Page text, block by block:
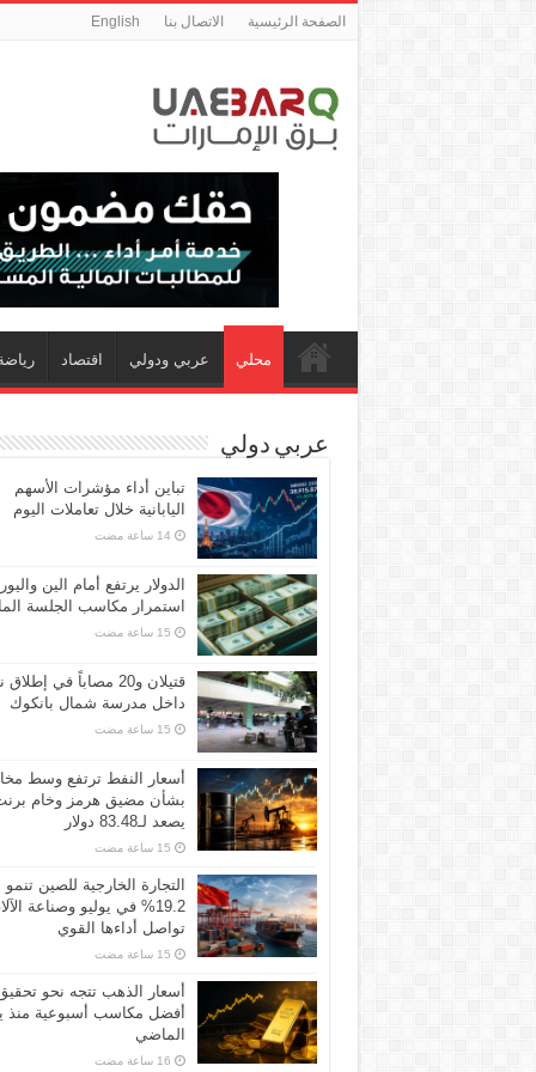
الصفحة الرئيسية الاتصال بنا English
محلي عربي ودولي اقتصاد
عربي دولي
تباين أداء مؤشرات الأسهم
اليابانية خلال تعاملات اليوم
الدولار يرتفع أمام الين
استمرار مكاسب الجلسة
قتيلان و20 مصاباً في إطلاق
داخل مدرسة شمال بانكوك
أسعار النفط ترتفع وسط
بشأن مضيق هرمز وخام
يصعد لـ83.48 دولار
التجارة الخارجية للصين تنمو
19.2% في يوليو وصناعة
تواصل أداءها القوي
أسعار الذهب تتجه نحو
أفضل مكاسب أسبوعية منذ
الماضي